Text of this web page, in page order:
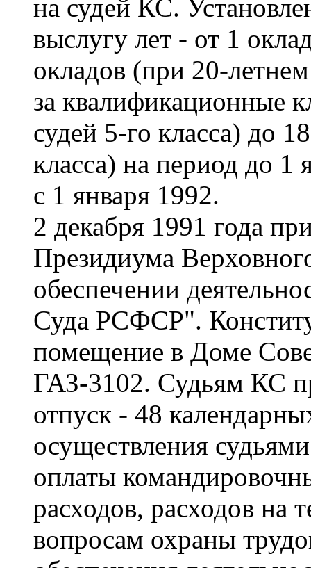
на судей КС.
выслугу лет - от 1
окладов (при 20-
за квалификационные
судей 5-го класса) до
класса) на период до 1
с 1 января 1992.
2 декабря 1991 года
Президиума
обеспечении
Суда РСФСР".
помещение в Доме
ГАЗ-3102. Судьям КС
отпуск - 48
осуществления
оплаты
расходов, расходов на
вопросам охраны